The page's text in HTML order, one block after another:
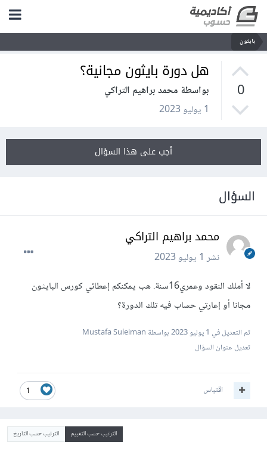
بايثون
0
هل دورة بايثون مجانية؟
بواسطة محمد براهيم التراكي
1 يوليو 2023
أجب على هذا السؤال
السؤال
محمد براهيم التراكي
نشر1 يوليو 2023
لا أملك النقود وعمري16سنة. هب يمكنكم إعطائي كورس البايثون
مجانا أو إعارتي حساب فيه تلك الدورة؟
تم التعديل في 1 يوليو 2023
بواسطة Mustafa Suleiman
تعديل عنوان السؤال
1 اقتباس
الترتيب حسب التقييم الترتيب حسب التاريخ